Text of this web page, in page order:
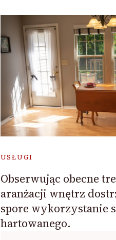
USŁUGI
Obserwując obecne
aranżacji wnętrz
spore wykorzystanie
hartowanego.